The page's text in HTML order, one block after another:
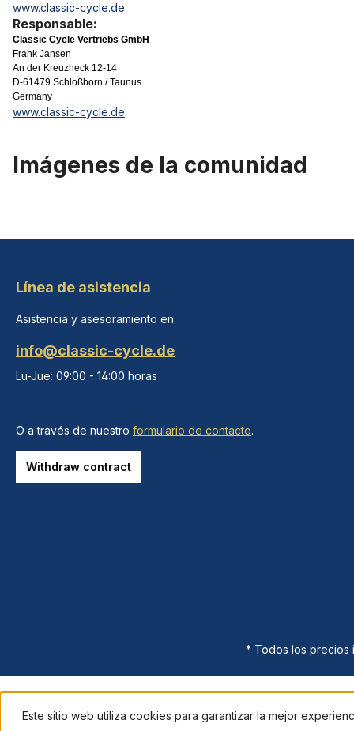
www.classic-cycle.de
Responsable:
Classic Cycle Vertriebs GmbH
Frank Jansen
An der Kreuzheck 12-14
D-61479 Schloßborn / Taunus
Germany
www.classic-cycle.de
Imágenes de la comunidad
Línea de asistencia
Asistencia y asesoramiento en:
info@classic-cycle.de
Lu-Jue: 09:00 - 14:00 horas
O a través de nuestro formulario de contacto.
Withdraw contract
* Todos los precios
Este sitio web utiliza cookies para garantizar la mejor